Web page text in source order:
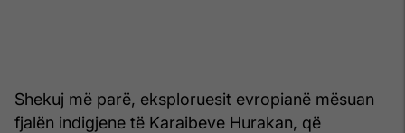
Shekuj më parë, eksploruesit evropianë mësuan
fjalën indigjene të Karaibeve Hurakan, që